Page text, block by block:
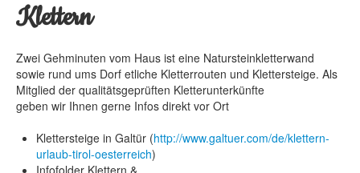
WOHNUNG GORFENSPITZE
WOHNUNG FLUCHTHORN
WOHNUNG TRISANNA
Klettern
Zwei Gehminuten vom Haus ist eine Natursteinkletterwand
sowie rund ums Dorf etliche Kletterrouten und Klettersteige. Als
Mitglied der qualitätsgeprüften Kletterunterkünfte
geben wir Ihnen gerne Infos direkt vor Ort
Klettersteige in Galtür (http://www.galtuer.com/de/klettern-
urlaub-tirol-oesterreich)